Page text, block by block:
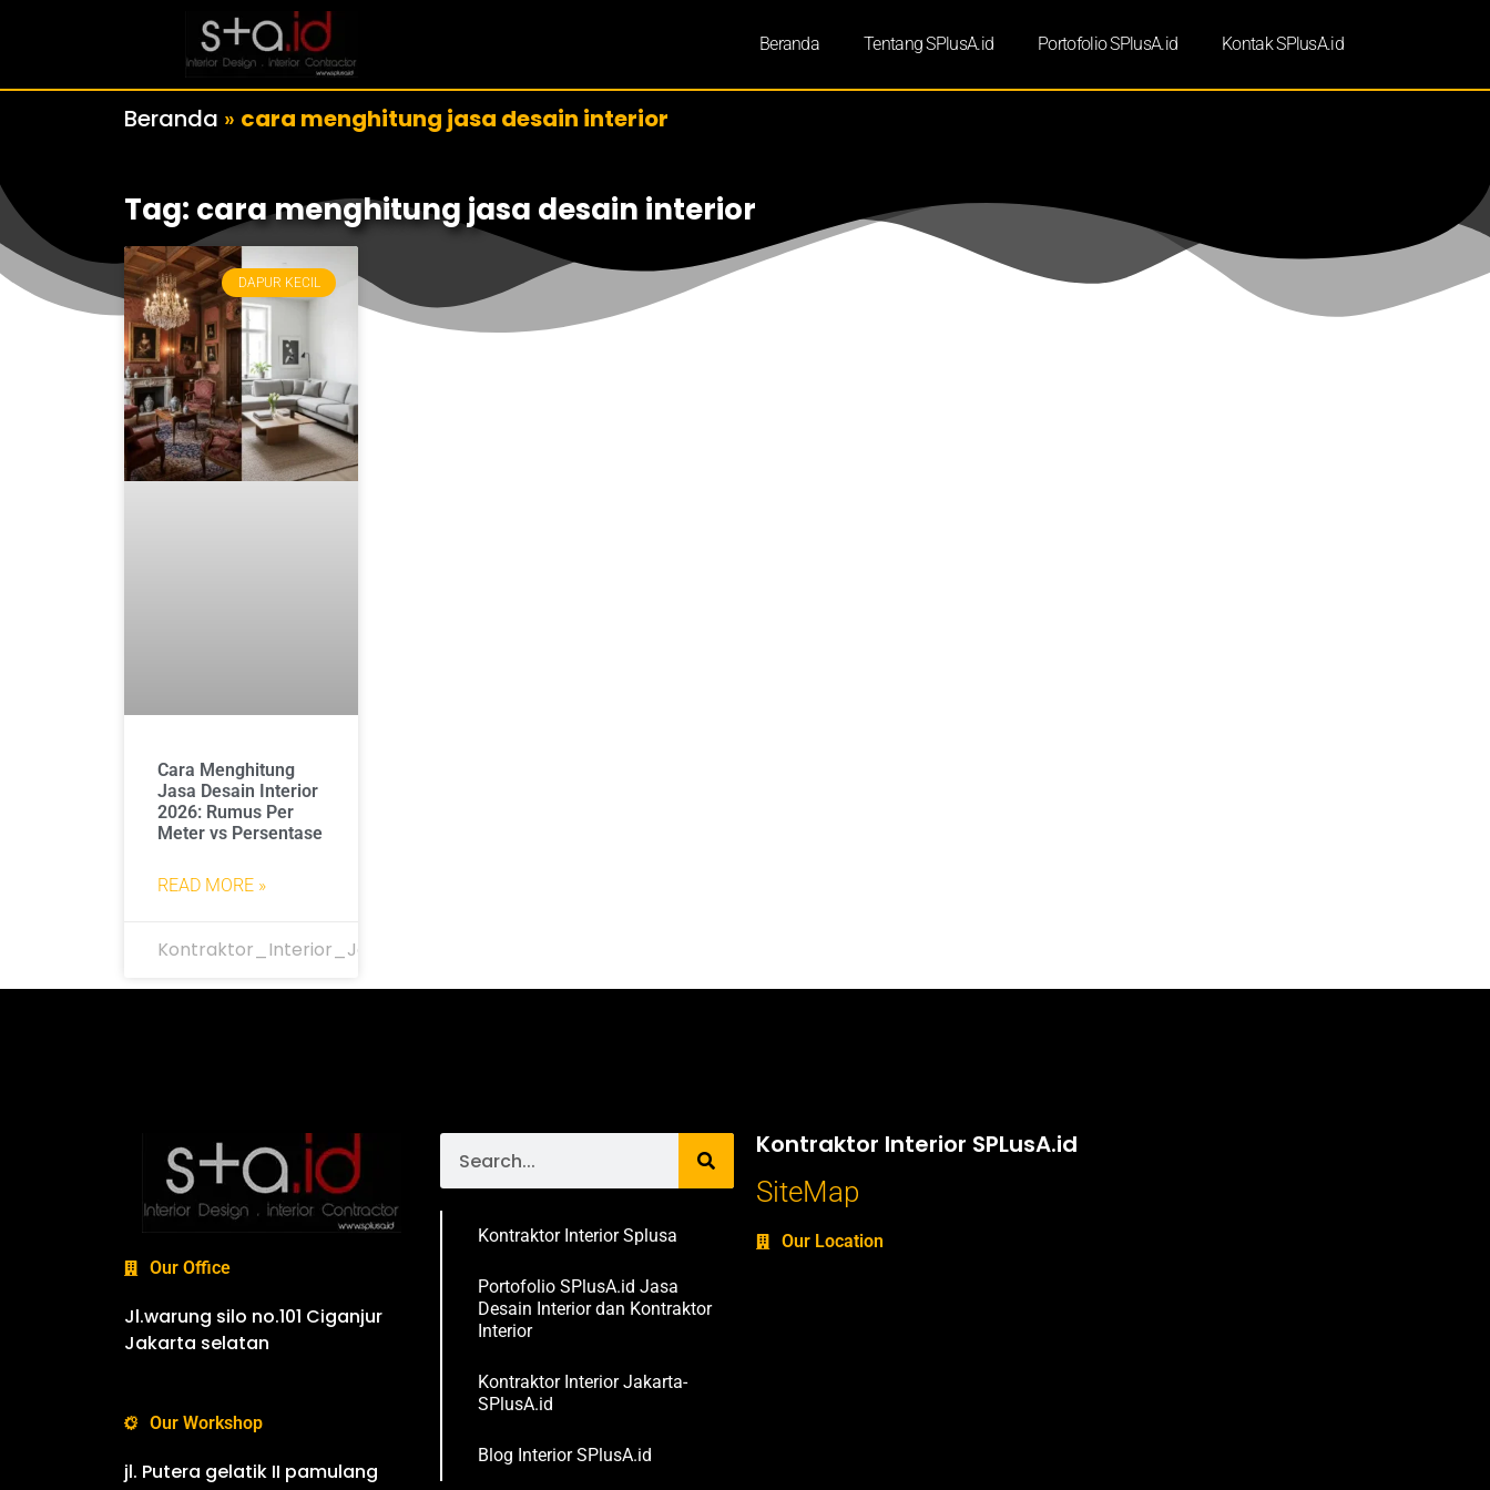
Beranda Tentang SPlusA.id Portofolio SPlusA.id Kontak SPlusA.id
Beranda » cara menghitung jasa desain interior
Tag: cara menghitung jasa desain interior
DAPUR KECIL
Cara Menghitung
Jasa Desain Interior
2026: Rumus Per
Meter vs Persentase
READ MORE »
Kontraktor_Interior_Jakarta
Our Office
Jl.warung silo no.101 Ciganjur
Jakarta selatan
Our Workshop
jl. Putera gelatik II pamulang
Kontraktor Interior Splusa
Portofolio SPlusA.id Jasa
Desain Interior dan Kontraktor
Interior
Kontraktor Interior Jakarta-
SPlusA.id
Blog Interior SPlusA.id
Kontraktor Interior SPLusA.id
SiteMap
Our Location